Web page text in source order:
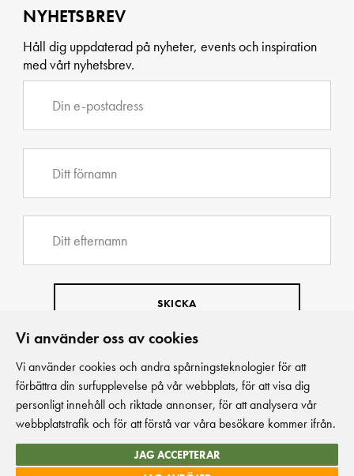
Vi använder oss av cookies
Vi använder cookies och andra spårningsteknologier för att
förbättra din surfupplevelse på vår webbplats, för att visa dig
personligt innehåll och riktade annonser, för att analysera vår
webbplatstrafik och för att förstå var våra besökare kommer ifrån.
JAG ACCEPTERAR
NYHETSBREV
Håll dig uppdaterad på nyheter, events och inspiration
med vårt nyhetsbrev.